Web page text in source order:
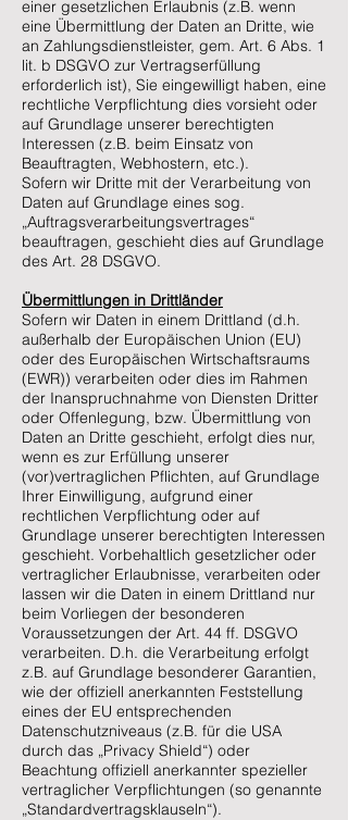
einer gesetzlichen Erlaubnis (z.B. wenn
eine Übermittlung der Daten an Dritte, wie
an Zahlungsdienstleister, gem. Art. 6 Abs. 1
lit. b DSGVO zur Vertragserfüllung
erforderlich ist), Sie eingewilligt haben, eine
rechtliche Verpflichtung dies vorsieht oder
auf Grundlage unserer berechtigten
Interessen (z.B. beim Einsatz von
Beauftragten, Webhostern, etc.).
Sofern wir Dritte mit der Verarbeitung von
Daten auf Grundlage eines sog.
„Auftragsverarbeitungsvertrages“
beauftragen, geschieht dies auf Grundlage
des Art. 28 DSGVO.
Übermittlungen in Drittländer
Sofern wir Daten in einem Drittland (d.h.
außerhalb der Europäischen Union (EU)
oder des Europäischen Wirtschaftsraums
(EWR)) verarbeiten oder dies im Rahmen
der Inanspruchnahme von Diensten Dritter
oder Offenlegung, bzw. Übermittlung von
Daten an Dritte geschieht, erfolgt dies nur,
wenn es zur Erfüllung unserer
(vor)vertraglichen Pflichten, auf Grundlage
Ihrer Einwilligung, aufgrund einer
rechtlichen Verpflichtung oder auf
Grundlage unserer berechtigten Interessen
geschieht. Vorbehaltlich gesetzlicher oder
vertraglicher Erlaubnisse, verarbeiten oder
lassen wir die Daten in einem Drittland nur
beim Vorliegen der besonderen
Voraussetzungen der Art. 44 ff. DSGVO
verarbeiten. D.h. die Verarbeitung erfolgt
z.B. auf Grundlage besonderer Garantien,
wie der offiziell anerkannten Feststellung
eines der EU entsprechenden
Datenschutzniveaus (z.B. für die USA
durch das „Privacy Shield“) oder
Beachtung offiziell anerkannter spezieller
vertraglicher Verpflichtungen (so genannte
„Standardvertragsklauseln“).